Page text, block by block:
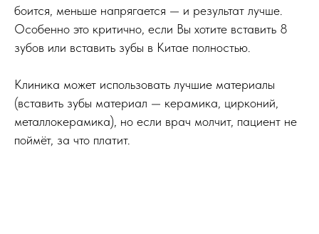
боится, меньше напрягается — и результат лучше.
Особенно это критично, если Вы хотите вставить 8
зубов или вставить зубы в Китае полностью.
Клиника может использовать лучшие материалы
(вставить зубы материал — керамика, цирконий,
металлокерамика), но если врач молчит, пациент не
поймёт, за что платит.